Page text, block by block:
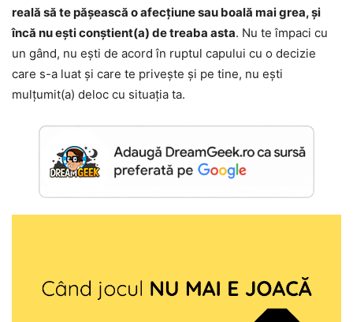
reală să te pășească o afecțiune sau boală mai grea, și
încă nu ești conștient(a) de treaba asta. Nu te împaci cu
un gând, nu ești de acord în ruptul capului cu o decizie
care s-a luat și care te privește și pe tine, nu ești
mulțumit(a) deloc cu situația ta.